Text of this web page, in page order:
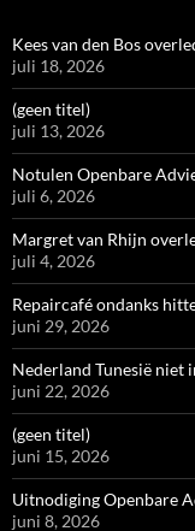
Kees van den Bos
juli 18, 2026
(geen titel)
juli 13, 2026
Notulen Openbare
juli 6, 2026
Margret van Rhijn
juli 4, 2026
Repaircafé ondanks
juni 29, 2026
Nederland Tunesië niet
juni 22, 2026
(geen titel)
juni 15, 2026
Uitnodiging Openbare
juni 8, 2026